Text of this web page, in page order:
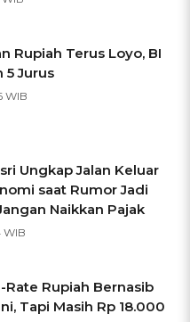
Rupiah Terus Loyo, BI
5 Jurus
WIB
Ungkap Jalan Keluar
saat Rumor Jadi
Naikkan Pajak
WIB
Rate Rupiah Bernasib
Tapi Masih Rp 18.000